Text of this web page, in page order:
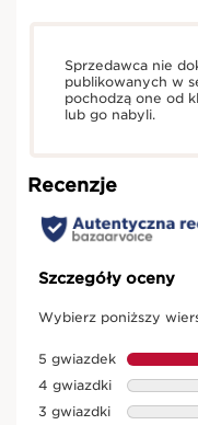
Sprzedawca nie
publikowanych w
pochodzą one od
lub go nabyli.